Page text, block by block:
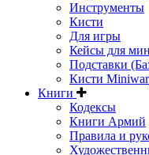
Инструменты
Кисти
Для игры
Кейсы для
Подставки
Кисти
Книги
Кодексы
Книги Армий
Правила и